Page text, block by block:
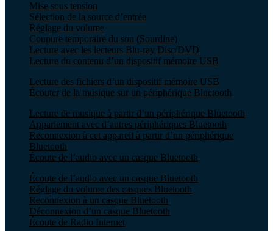
Mise sous tension
Sélection de la source d’entrée
Réglage du volume
Coupure temporaire du son (Sourdine)
Lecture avec les lecteurs Blu-ray Disc/DVD
Lecture du contenu d’un dispositif mémoire USB
Lecture des fichiers d’un dispositif mémoire USB
Écouter de la musique sur un périphérique Bluetooth
Lecture de musique à partir d’un périphérique Bluetooth
Appariement avec d’autres périphériques Bluetooth
Reconnexion à cet appareil à partir d’un périphérique
Bluetooth
Écoute de l’audio avec un casque Bluetooth
Écoute de l’audio avec un casque Bluetooth
Réglage du volume des casques Bluetooth
Reconnexion à un casque Bluetooth
Déconnexion d’un casque Bluetooth
Écoute de Radio Internet